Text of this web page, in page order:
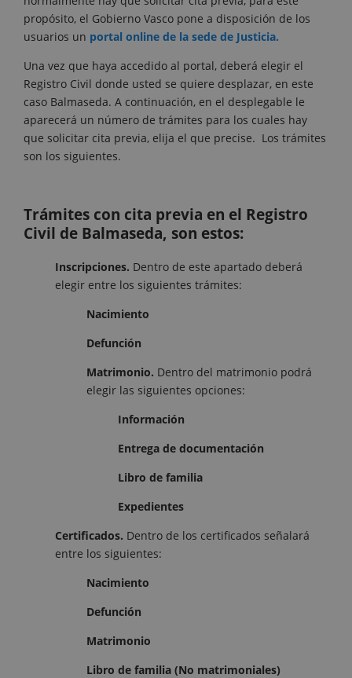
propósito, el Gobierno Vasco pone a disposición de los
usuarios un portal online de la sede de Justicia.
Una vez que haya accedido al portal, deberá elegir el
Registro Civil donde usted se quiere desplazar, en este
caso Balmaseda. A continuación, en el desplegable le
aparecerá un número de trámites para los cuales hay
que solicitar cita previa, elija el que precise. Los trámites
son los siguientes.
Trámites con cita previa en el Registro
Civil de Balmaseda, son estos:
Inscripciones. Dentro de este apartado deberá
elegir entre los siguientes trámites:
Nacimiento
Defunción
Matrimonio. Dentro del matrimonio podrá
elegir las siguientes opciones:
Información
Entrega de documentación
Libro de familia
Expedientes
Certificados. Dentro de los certificados señalará
entre los siguientes:
Nacimiento
Defunción
Matrimonio
Libro de familia (No matrimoniales)